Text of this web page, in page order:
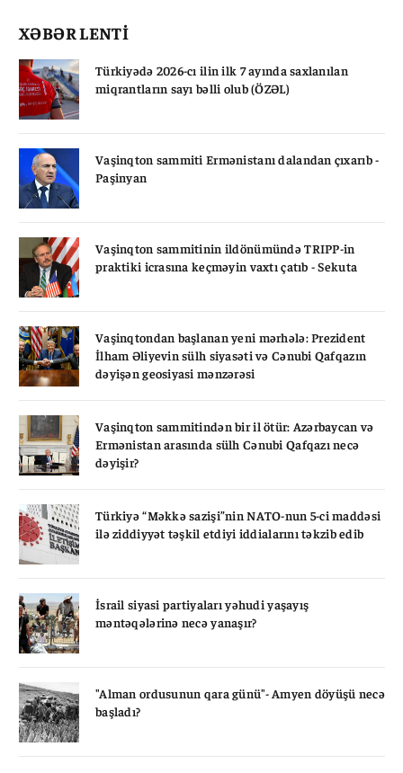
XƏBƏR LENTİ
Türkiyədə 2026-cı ilin ilk 7 ayında saxlanılan
miqrantların sayı bəlli olub (ÖZƏL)
Vaşinqton sammiti Ermənistanı dalandan çıxarıb -
Paşinyan
Vaşinqton sammitinin ildönümündə TRIPP-in
praktiki icrasına keçməyin vaxtı çatıb - Sekuta
Vaşinqtondan başlanan yeni mərhələ: Prezident
İlham Əliyevin sülh siyasəti və Cənubi Qafqazın
dəyişən geosiyasi mənzərəsi
Vaşinqton sammitindən bir il ötür: Azərbaycan və
Ermənistan arasında sülh Cənubi Qafqazı necə
dəyişir?
Türkiyə “Məkkə sazişi”nin NATO-nun 5-ci maddəsi
ilə ziddiyyət təşkil etdiyi iddialarını təkzib edib
İsrail siyasi partiyaları yəhudi yaşayış
məntəqələrinə necə yanaşır?
"Alman ordusunun qara günü"- Amyen döyüşü necə
başladı?